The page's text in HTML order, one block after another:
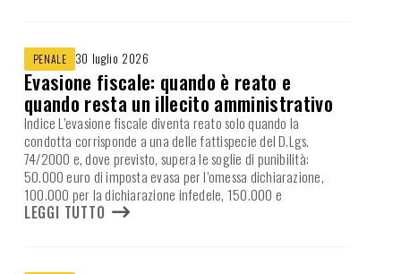
PENALE 30 luglio 2026
Evasione fiscale: quando è reato e
quando resta un illecito amministrativo
Indice L’evasione fiscale diventa reato solo quando la
condotta corrisponde a una delle fattispecie del D.Lgs.
74/2000 e, dove previsto, supera le soglie di punibilità:
50.000 euro di imposta evasa per l’omessa dichiarazione,
100.000 per la dichiarazione infedele, 150.000 e
LEGGI TUTTO